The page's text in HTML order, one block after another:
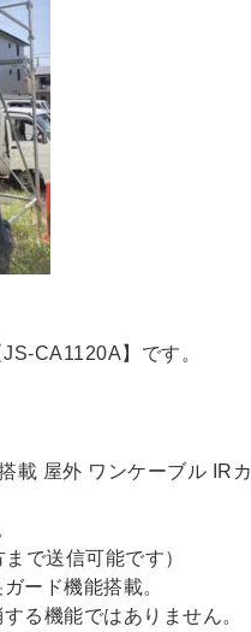
CA1120A】です。
載 屋外 ワンケーブル IRカ
で送信可能です）
ード機能搭載。
る機能ではありません。